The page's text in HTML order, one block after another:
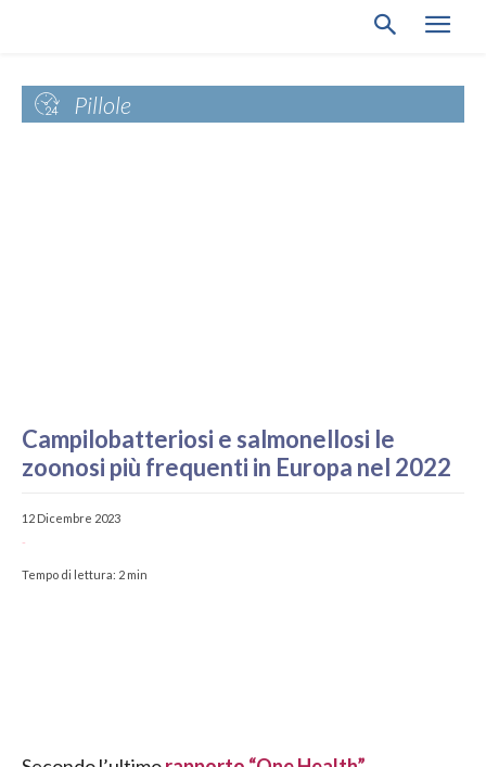
Pillole
Campilobatteriosi e salmonellosi le
zoonosi più frequenti in Europa nel 2022
12 Dicembre 2023
-
Tempo di lettura: 2 min